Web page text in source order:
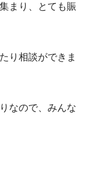
まり、とても賑
り相談ができま
なので、みんな